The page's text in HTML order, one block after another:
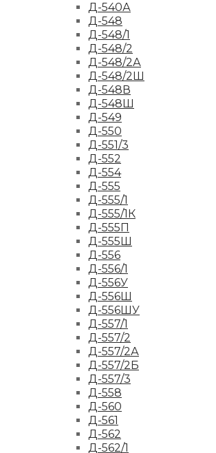
Д-540А
Д-548
Д-548/1
Д-548/2
Д-548/2А
Д-548/2Ш
Д-548В
Д-548Ш
Д-549
Д-550
Д-551/3
Д-552
Д-554
Д-555
Д-555/1
Д-555/1К
Д-555П
Д-555Ш
Д-556
Д-556/1
Д-556У
Д-556Ш
Д-556ШУ
Д-557/1
Д-557/2
Д-557/2А
Д-557/2Б
Д-557/3
Д-558
Д-560
Д-561
Д-562
Д-562/1